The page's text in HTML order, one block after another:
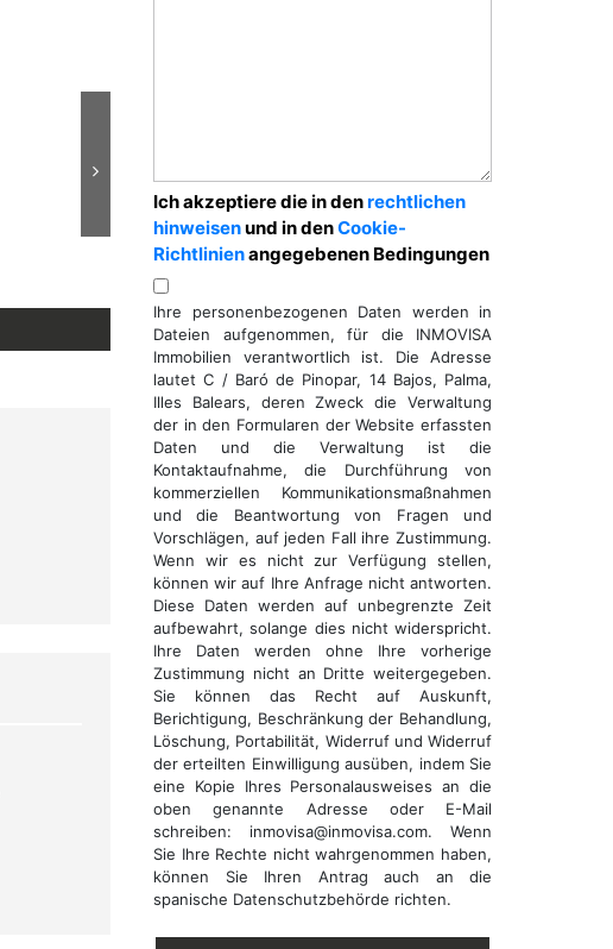
Ich akzeptiere die in denrechtlichen
hinweisenund in denCookie-
Richtlinienangegebenen Bedingungen
Ihre personenbezogenen Daten werden in
Dateien aufgenommen, für die INMOVISA
Immobilien verantwortlich ist. Die Adresse
lautet C / Baró de Pinopar, 14 Bajos, Palma,
Illes Balears, deren Zweck die Verwaltung
der in den Formularen der Website erfassten
Daten und die Verwaltung ist die
Kontaktaufnahme, die Durchführung von
kommerziellen Kommunikationsmaßnahmen
und die Beantwortung von Fragen und
Vorschlägen, auf jeden Fall ihre Zustimmung.
Wenn wir es nicht zur Verfügung stellen,
können wir auf Ihre Anfrage nicht antworten.
Diese Daten werden auf unbegrenzte Zeit
aufbewahrt, solange dies nicht widerspricht.
Ihre Daten werden ohne Ihre vorherige
Zustimmung nicht an Dritte weitergegeben.
Sie können das Recht auf Auskunft,
Berichtigung, Beschränkung der Behandlung,
Löschung, Portabilität, Widerruf und Widerruf
der erteilten Einwilligung ausüben, indem Sie
eine Kopie Ihres Personalausweises an die
oben genannte Adresse oder E-Mail
schreiben: inmovisa@inmovisa.com. Wenn
Sie Ihre Rechte nicht wahrgenommen haben,
können Sie Ihren Antrag auch an die
spanische Datenschutzbehörde richten.